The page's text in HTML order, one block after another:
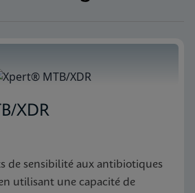
XDR
de sensibilité aux antibiotiques
utilisant une capacité de